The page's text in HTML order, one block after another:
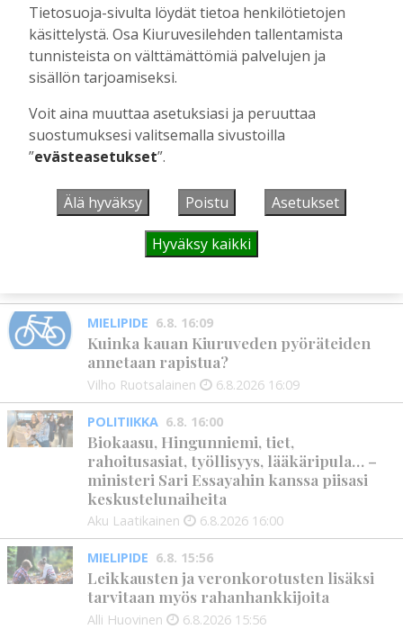
Tilaajille
Hanna Soini 4.8.2026 10:43
UUSIMMAT
KANSALAISOPISTO
Kansalaisopiston ja Harkka-kerhojen
uudet lukuvuodet ovat alkamassa –
rehtori Maija-Leena Kemppaisella on
kuitenkin myös huolenaiheita
tulevaisuudesta
MIELIPIDE 6.8. 16:09
Kuinka kauan Kiuruveden pyöräteiden
annetaan rapistua?
Vilho Ruotsalainen 6.8.2026 16:09
POLITIIKKA 6.8. 16:00
Biokaasu, Hingunniemi, tiet,
rahoitusasiat, työllisyys, lääkäripula… –
ministeri Sari Essayahin kanssa piisasi
keskustelunaiheita
Aku Laatikainen 6.8.2026 16:00
MIELIPIDE 6.8. 15:56
Leikkausten ja veronkorotusten lisäksi
tarvitaan myös rahanhankkijoita
Alli Huovinen 6.8.2026 15:56
Tietosuoja-sivulta löydät tietoa henkilötietojen
käsittelystä. Osa Kiuruvesilehden tallentamista
tunnisteista on välttämättömiä palvelujen ja
sisällön tarjoamiseksi.
Voit aina muuttaa asetuksiasi ja peruuttaa
suostumuksesi valitsemalla sivustoilla
”evästeasetukset”.
Älä hyväksy Poistu Asetukset
Hyväksy kaikki